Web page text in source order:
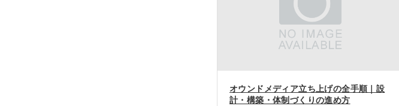
オウンドメディア立ち上げの全手順｜設
計・構築・体制づくりの進め方